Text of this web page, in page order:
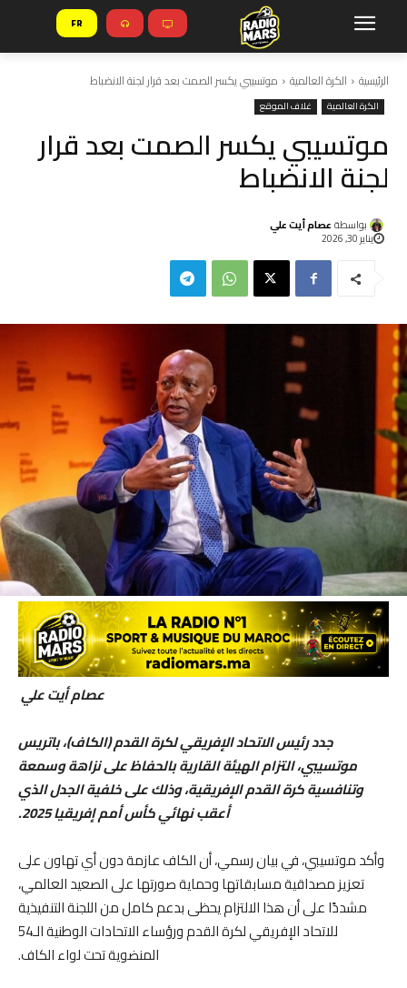
FR
الرئيسية الكرة العالمية موتسيبي يكسر الصمت بعد قرار لجنة الانضباط
الكرة العالمية غلاف الموقع
موتسيبي يكسر الصمت بعد قرار
لجنة الانضباط
بواسطة عصام أيت علي
يناير 30, 2026
عصام أيت علي
جدد رئيس الاتحاد الإفريقي لكرة القدم (الكاف)، باتريس
موتسيبي، التزام الهيئة القارية بالحفاظ على نزاهة وسمعة
وتنافسية كرة القدم الإفريقية، وذلك على خلفية الجدل الذي
أعقب نهائي كأس أمم إفريقيا 2025.
وأكد موتسيبي، في بيان رسمي، أن الكاف عازمة دون أي تهاون على
تعزيز مصداقية مسابقاتها وحماية صورتها على الصعيد العالمي،
مشددًا على أن هذا الالتزام يحظى بدعم كامل من اللجنة التنفيذية
للاتحاد الإفريقي لكرة القدم ورؤساء الاتحادات الوطنية الـ54
المنضوية تحت لواء الكاف.